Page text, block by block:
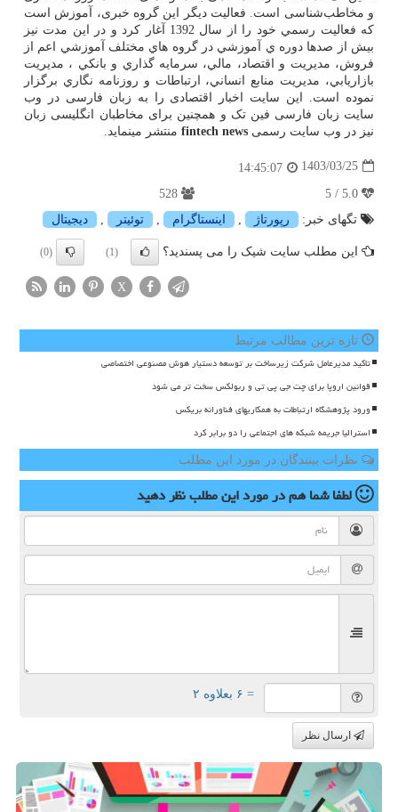
و مخاطب‌شناسی است. فعالیت دیگر این گروه خبری، آموزش است
که فعاليت رسمي خود را از سال 1392 آغار كرد و در اين مدت نيز
بيش از صدها دوره ي آموزشي در گروه هاي مختلف آموزشي اعم از
فروش، مديريت و اقتصاد، مالي، سرمايه گذاري و بانكي ، مديريت
بازاريابي، مديريت منابع انساني، ارتباطات و روزنامه نگاري برگزار
نموده است. این سایت اخبار اقتصادی را به زبان فارسی در وب
سایت زبان فارسی فین تک و همچنین برای مخاطبان انگلیسی زبان
نیز در وب سایت رسمی fintech news منتشر مینماید.
1403/03/25
14:45:07
تگهای خبر:
رپورتاژ اینستاگرام توئیتر دیجیتال
این مطلب سایت شیک را می پسندید؟ (1)
(0)
X
تازه ترین مطالب مرتبط
تاکید مدیرعامل شرکت زیرساخت بر توسعه دستیار هوش مصنوعی اختصاصی
قوانین اروپا برای چت جی پی تی و ربولکس سخت تر می شود
ورود پژوهشگاه ارتباطات به همکاریهای فناورانه بریکس
استرالیا جریمه شبکه های اجتماعی را دو برابر کرد
نظرات بینندگان در مورد این مطلب
لطفا شما همدر مورد این مطلبنظر دهید
= ۶ بعلاوه ۲
ارسال نظر